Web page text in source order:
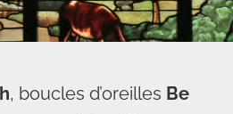
, boucles d’oreilles Be